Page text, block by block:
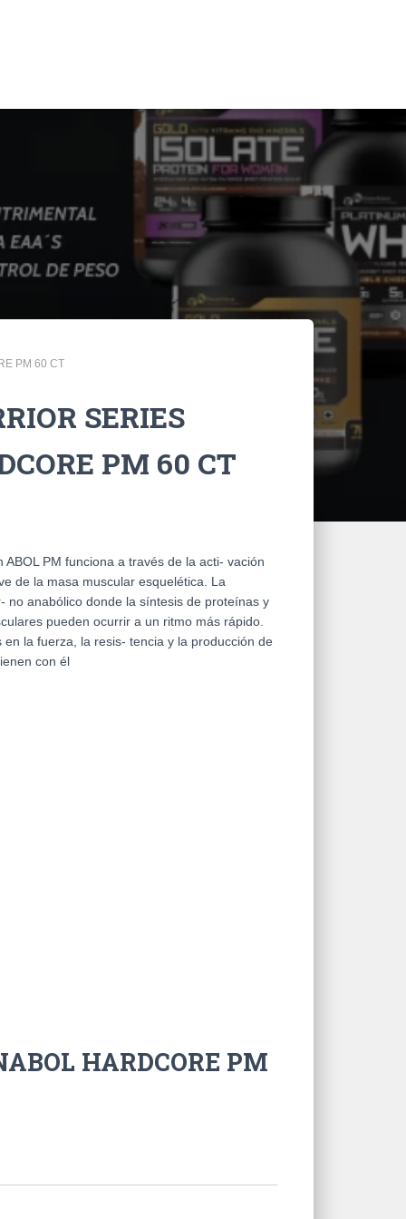
PM 60 CT
SERIES
PM 60 CT
PM funciona a través de la acti- vación
de la masa muscular esquelética. La
no anabólico donde la síntesis de proteínas y
pueden ocurrir a un ritmo más rápido.
la fuerza, la resis- tencia y la producción de
con él
HARDCORE PM